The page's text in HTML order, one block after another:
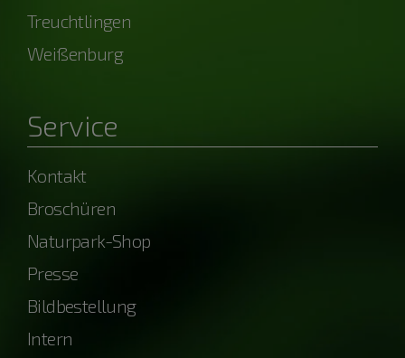
Treuchtlingen
Weißenburg
Service
Kontakt
Broschüren
Naturpark-Shop
Presse
Bildbestellung
Intern